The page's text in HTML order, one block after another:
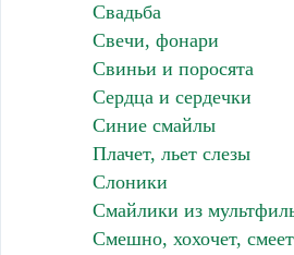
Свадьба
Свечи, фонари
Свиньи и поросята
Сердца и сердечки
Синие смайлы
Плачет, льет слезы
Слоники
Смайлики из
Смешно, хохочет,